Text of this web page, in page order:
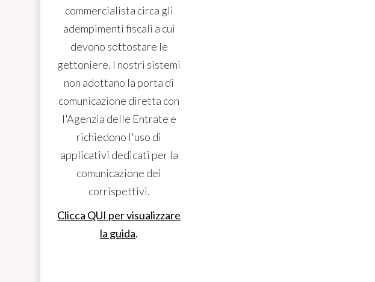
commercialista circa gli
adempimenti fiscali a cui
devono sottostare le
gettoniere. I nostri sistemi
non adottano la porta di
comunicazione diretta con
l'Agenzia delle Entrate e
richiedono l'uso di
applicativi dedicati per la
comunicazione dei
corrispettivi.
Clicca QUI per visualizzare
la guida.